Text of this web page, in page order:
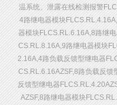
温系统、泄露在线检测报警
4路继电器模块
器模块FLCS.RL.6.16A,8路继
CS.RL.8.16A,9路继电器模块
2.16A,4路负载反馈型继电器
CS.RL.6.16AZSF,8路负载反馈
反馈型继电器
AZSF,8路继电器模块